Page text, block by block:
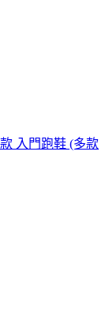
入門跑鞋 (多款